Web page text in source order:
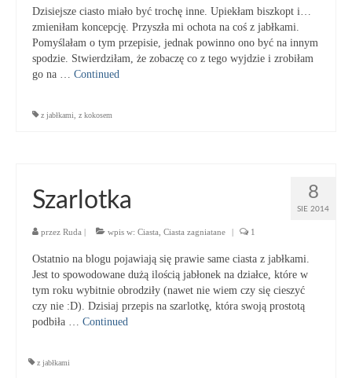
Dzisiejsze ciasto miało być trochę inne. Upiekłam biszkopt i…
zmieniłam koncepcję. Przyszła mi ochota na coś z jabłkami.
Pomyślałam o tym przepisie, jednak powinno ono być na innym
spodzie. Stwierdziłam, że zobaczę co z tego wyjdzie i zrobiłam
go na … Continued
z jabłkami z kokosem
8
SIE 2014
Szarlotka
przez Ruda | wpis w: Ciasta Ciasta zagniatane | 1
Ostatnio na blogu pojawiają się prawie same ciasta z jabłkami.
Jest to spowodowane dużą ilością jabłonek na działce, które w
tym roku wybitnie obrodziły (nawet nie wiem czy się cieszyć
czy nie :D). Dzisiaj przepis na szarlotkę, która swoją prostotą
podbiła … Continued
z jabłkami